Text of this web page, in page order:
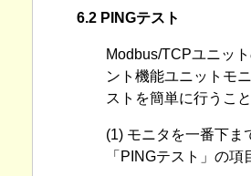
6.2 PINGテスト
Modbus/TCPユニッ
ント機能ユニットモ
ストを簡単に行うこ
(1) モニタを一番下ま
「PINGテスト」の項